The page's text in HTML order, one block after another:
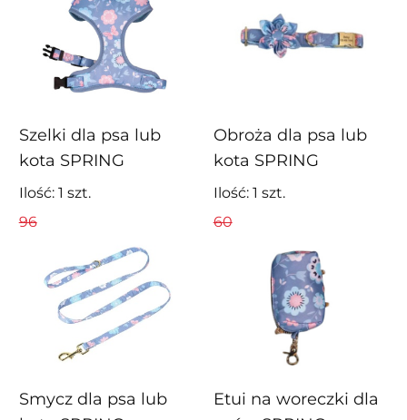
Szelki dla psa lub
kota SPRING
niebieskie
96
Ilość: 1 szt.
Obroża dla psa lub
kota SPRING
niebieska
60
Ilość: 1 szt.
Smycz dla psa lub
Etui na woreczki dla